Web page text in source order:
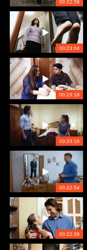
00:22:58
00:23:04
00:23:18
00:23:16
00:22:54
00:22:39